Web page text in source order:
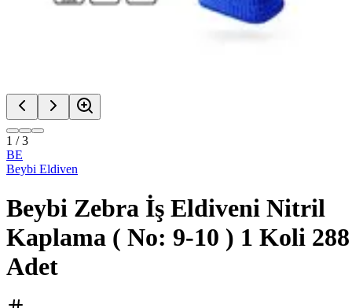
1 /3
BE
Beybi Eldiven
Beybi Zebra İş Eldiveni Nitril
Kaplama ( No: 9-10 ) 1 Koli 288
Adet